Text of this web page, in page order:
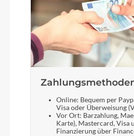
Online: Bequem per
Visa oder Überweisung
Vor Ort: Barzahlung,
Karte), Mastercard, Visa
Finanzierung über